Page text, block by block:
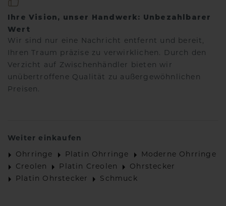
Ihre Vision, unser Handwerk: Unbezahlbarer
Wert
Wir sind nur eine Nachricht entfernt und bereit,
Ihren Traum präzise zu verwirklichen. Durch den
Verzicht auf Zwischenhändler bieten wir
unübertroffene Qualität zu außergewöhnlichen
Preisen.
Weiter einkaufen
Ohrringe Platin Ohrringe
Moderne Ohrringe
Creolen
Platin Creolen
Ohrstecker
Platin Ohrstecker
Schmuck